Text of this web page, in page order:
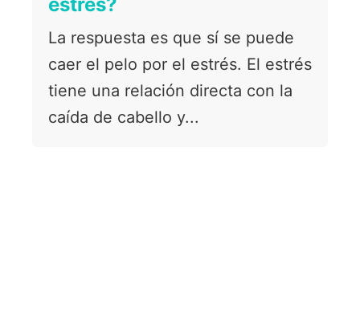
La respuesta es que sí se puede
caer el pelo por el estrés. El estrés
tiene una relación directa con la
caída de cabello y...